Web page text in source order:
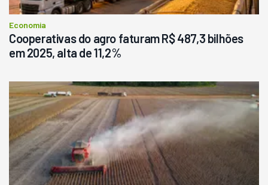
Consultar
Economia
Cooperativas do agro faturam R$ 487,3 bilhões
em 2025, alta de 11,2%